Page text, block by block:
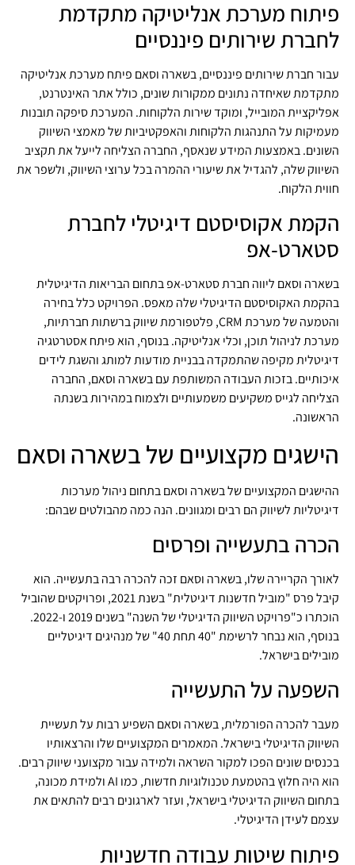
פיתוח מערכת אנליטיקה מתקדמת
לחברת שירותים פיננסיים
עבור חברת שירותים פיננסיים, בשארה וסאם פיתח מערכת אנליטיקה
מתקדמת שאיחדה נתונים ממקורות שונים, כולל אתר האינטרנט,
אפליקציית המובייל, ומוקד שירות הלקוחות. המערכת סיפקה תובנות
מעמיקות על התנהגות הלקוחות והאפקטיביות של מאמצי השיווק
השונים. באמצעות המידע שנאסף, החברה הצליחה לייעל את תקציב
השיווק שלה, להגדיל את שיעורי ההמרה בכל ערוצי השיווק, ולשפר את
חווית הלקוח.
הקמת אקוסיסטם דיגיטלי לחברת
סטארט-אפ
בשארה וסאם ליווה חברת סטארט-אפ בתחום הבריאות הדיגיטלית
בהקמת האקוסיסטם הדיגיטלי שלה מאפס. הפרויקט כלל בחירה
והטמעה של מערכת CRM, פלטפורמת שיווק ברשתות חברתיות,
מערכת לניהול תוכן, וכלי אנליטיקה. בנוסף, הוא פיתח אסטרטגיה
דיגיטלית מקיפה שהתמקדה בבניית מודעות למותג והשגת לידים
איכותיים. בזכות העבודה המשותפת עם בשארה וסאם, החברה
הצליחה לגייס משקיעים משמעותיים ולצמוח במהירות בשנתה
הראשונה.
הישגים מקצועיים של בשארה וסאם
ההישגים המקצועיים של בשארה וסאם בתחום ניהול מערכות
דיגיטליות לשיווק הם רבים ומגוונים. הנה כמה מהבולטים שבהם:
הכרה בתעשייה ופרסים
לאורך הקריירה שלו, בשארה וסאם זכה להכרה רבה בתעשייה. הוא
קיבל פרס "מוביל חדשנות דיגיטלית" בשנת 2021, ופרויקטים שהוביל
הוכתרו כ"פרויקט השיווק הדיגיטלי של השנה" בשנים 2019 ו-2022.
בנוסף, הוא נבחר לרשימת "40 תחת 40" של מנהיגים דיגיטליים
מובילים בישראל.
השפעה על התעשייה
מעבר להכרה הפורמלית, בשארה וסאם השפיע רבות על תעשיית
השיווק הדיגיטלי בישראל. המאמרים המקצועיים שלו והרצאותיו
בכנסים שונים הפכו למקור השראה ולמידה עבור מקצועני שיווק רבים.
הוא היה חלוץ בהטמעת טכנולוגיות חדשות, כמו AI ולמידת מכונה,
בתחום השיווק הדיגיטלי בישראל, ועזר לארגונים רבים להתאים את
עצמם לעידן הדיגיטלי.
פיתוח שיטות עבודה חדשניות